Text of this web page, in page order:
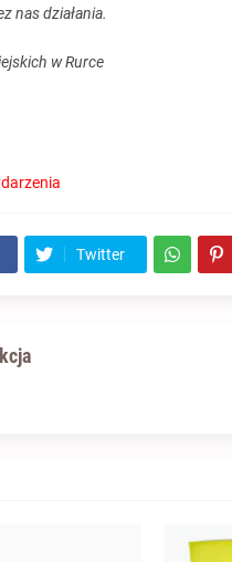
nas działania.
w Rurce
Twitter